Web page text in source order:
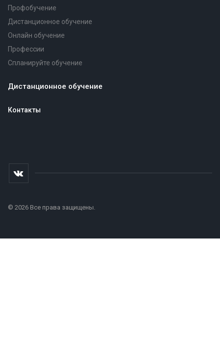
Профобучение
Дистанционное обучение
Онлайн обучение
Профессии
Спланируйте обучение
Дистанционное обучение
Контакты
© 2026 Все права защищены.